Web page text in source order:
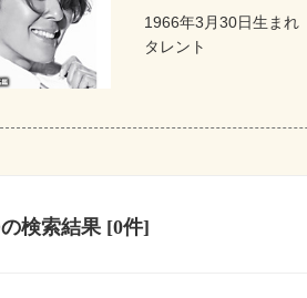
1966年3月30日生まれ
タレント
の検索結果 [0件]